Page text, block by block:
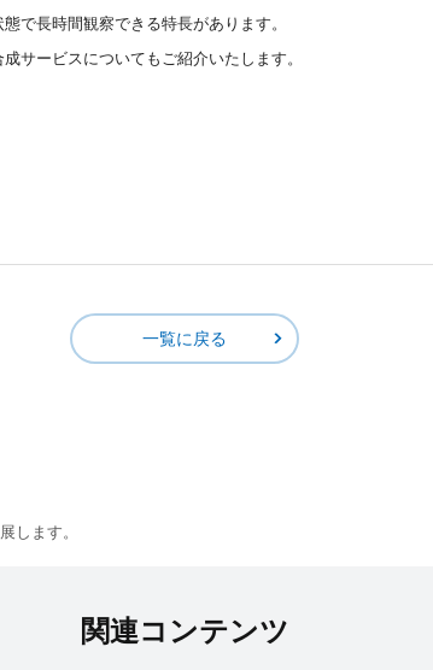
で長時間観察できる特長があります。
サービスについてもご紹介いたします。
一覧に戻る
します。
関連コンテンツ